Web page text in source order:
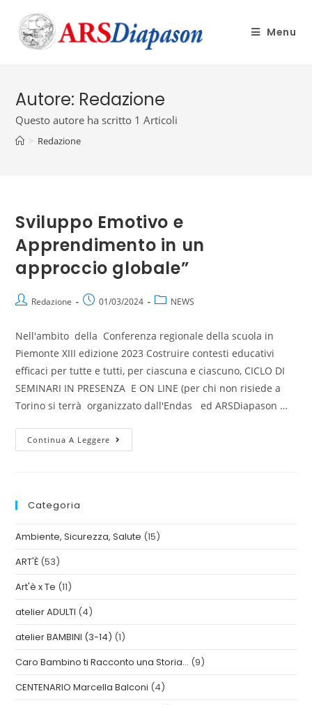
Menu
Autore: Redazione
Questo autore ha scritto 1 Articoli
> Redazione
Sviluppo Emotivo e
Apprendimento in un
approccio globale”
Redazione 01/03/2024 NEWS
Nell'ambito della Conferenza regionale della scuola in
Piemonte XIII edizione 2023 Costruire contesti educativi
efficaci per tutte e tutti, per ciascuna e ciascuno, CICLO DI
SEMINARI IN PRESENZA E ON LINE (per chi non risiede a
Torino si terrà organizzato dall'Endas ed ARSDiapason …
Continua A Leggere
Categoria
Ambiente, Sicurezza, Salute (15)
ART'È (53)
Art'è x Te (11)
atelier ADULTI (4)
atelier BAMBINI (3-14) (1)
Caro Bambino ti Racconto una Storia… (9)
CENTENARIO Marcella Balconi (4)